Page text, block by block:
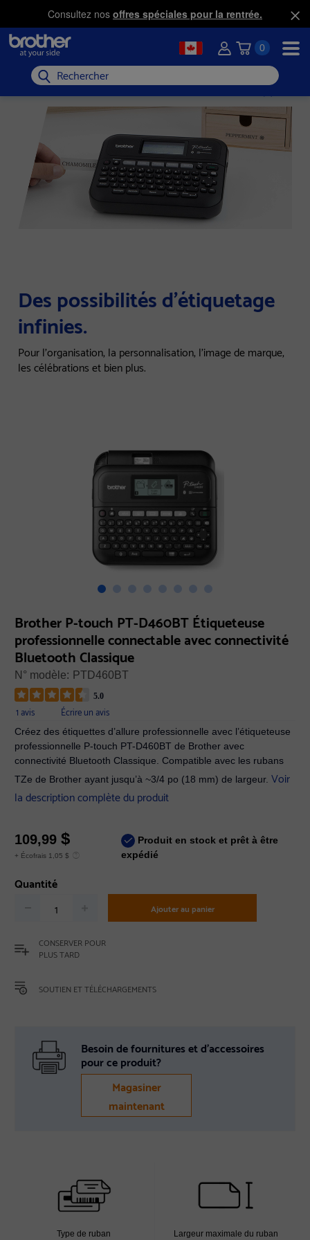
Consultez nos offres spéciales pour la rentrée.
0
Rechercher
Des possibilités d'étiquetage
infinies.
Pour l'organisation, la personnalisation, l'image de marque,
les célébrations et bien plus.
Brother P-touch PT-D460BT Étiqueteuse
professionnelle connectable avec connectivité
Bluetooth Classique
N° modèle: PTD460BT
5.0
1 avis Écrire un avis
Créez des étiquettes d’allure professionnelle avec l’étiqueteuse
professionnelle P-touch PT-D460BT de Brother avec
connectivité Bluetooth Classique. Compatible avec les rubans
TZe de Brother ayant jusqu’à ~3/4 po (18 mm) de largeur.Voir
la description complète du produit
109,99$
+ Écofrais 1,05 $
Produit en stock et prêt à être
expédié
Quantité
Ajouter au panier
CONSERVER POUR
PLUS TARD
SOUTIEN ET TÉLÉCHARGEMENTS
Besoin de fournitures et d’accessoires
pour ce produit?
Magasiner
maintenant
Type de ruban Largeur maximale du ruban